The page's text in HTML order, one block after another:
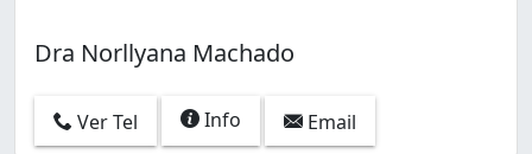
Dra Norllyana Machado
Ver Tel Info Email